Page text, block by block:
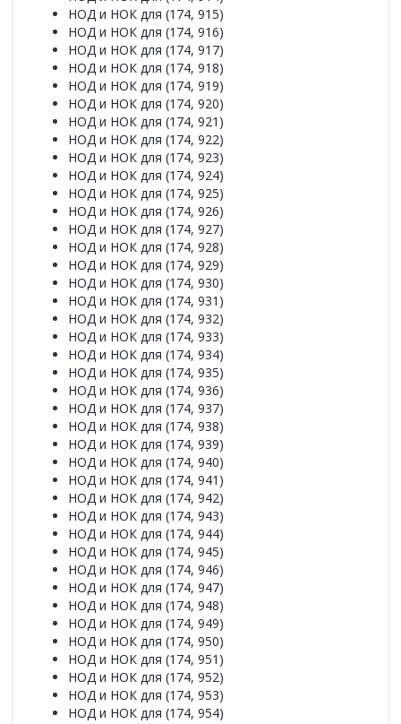
НОД и НОК для (174, 915)
НОД и НОК для (174, 916)
НОД и НОК для (174, 917)
НОД и НОК для (174, 918)
НОД и НОК для (174, 919)
НОД и НОК для (174, 920)
НОД и НОК для (174, 921)
НОД и НОК для (174, 922)
НОД и НОК для (174, 923)
НОД и НОК для (174, 924)
НОД и НОК для (174, 925)
НОД и НОК для (174, 926)
НОД и НОК для (174, 927)
НОД и НОК для (174, 928)
НОД и НОК для (174, 929)
НОД и НОК для (174, 930)
НОД и НОК для (174, 931)
НОД и НОК для (174, 932)
НОД и НОК для (174, 933)
НОД и НОК для (174, 934)
НОД и НОК для (174, 935)
НОД и НОК для (174, 936)
НОД и НОК для (174, 937)
НОД и НОК для (174, 938)
НОД и НОК для (174, 939)
НОД и НОК для (174, 940)
НОД и НОК для (174, 941)
НОД и НОК для (174, 942)
НОД и НОК для (174, 943)
НОД и НОК для (174, 944)
НОД и НОК для (174, 945)
НОД и НОК для (174, 946)
НОД и НОК для (174, 947)
НОД и НОК для (174, 948)
НОД и НОК для (174, 949)
НОД и НОК для (174, 950)
НОД и НОК для (174, 951)
НОД и НОК для (174, 952)
НОД и НОК для (174, 953)
НОД и НОК для (174, 954)